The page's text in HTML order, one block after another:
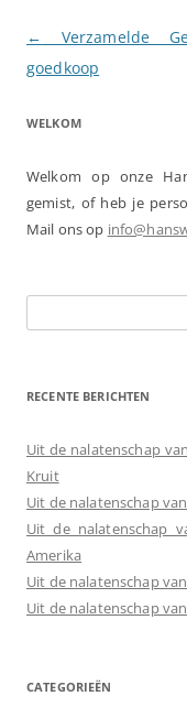
Berichtnavigatie
←
Verzamelde
goedkoop
WELKOM
Welkom op onze
gemist, of heb je
Mail ons op
naar:
RECENTE BERICHTEN
Uit de nalatenschap
Kruit
Uit de nalatenschap
Uit de nalatenschap
Amerika
Uit de nalatenschap
Uit de nalatenschap
CATEGORIEËN